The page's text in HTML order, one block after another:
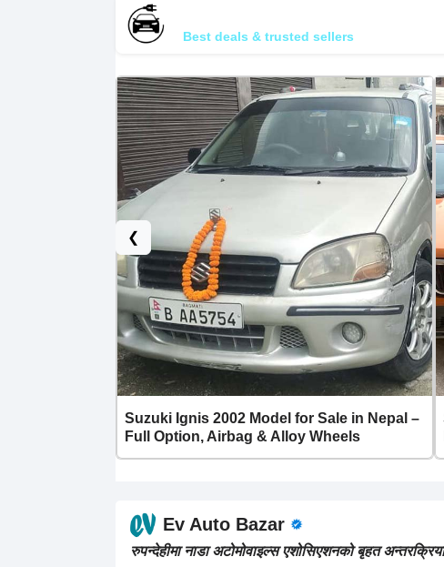
Best deals & trusted sellers
❮
Suzuki Ignis 2002 Model for Sale in Nepal –
Full Option, Airbag & Alloy Wheels
Ev Auto Bazar
रुपन्देहीमा नाडा अटोमोवाइल्स एशोसिएशनको बृहत